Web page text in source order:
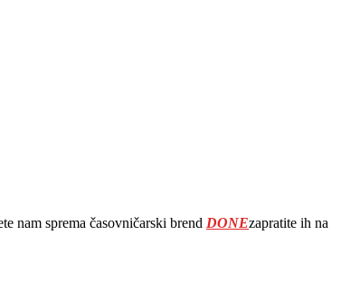
nam sprema časovničarski brend DONEzapratite ih na